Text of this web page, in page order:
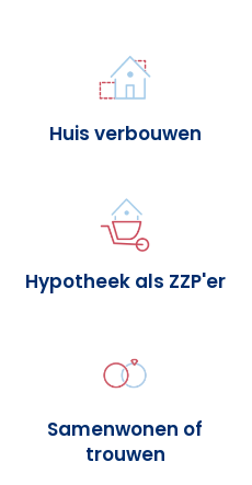
Huis verbouwen
Hypotheek als ZZP'er
Samenwonen of
trouwen